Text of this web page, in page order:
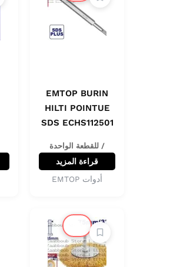
EMTOP BURIN
HILTI POINTUE
SDS ECHS112501
/ للقطعة الواحدة
قراءة المزيد
أدوات EMTOP